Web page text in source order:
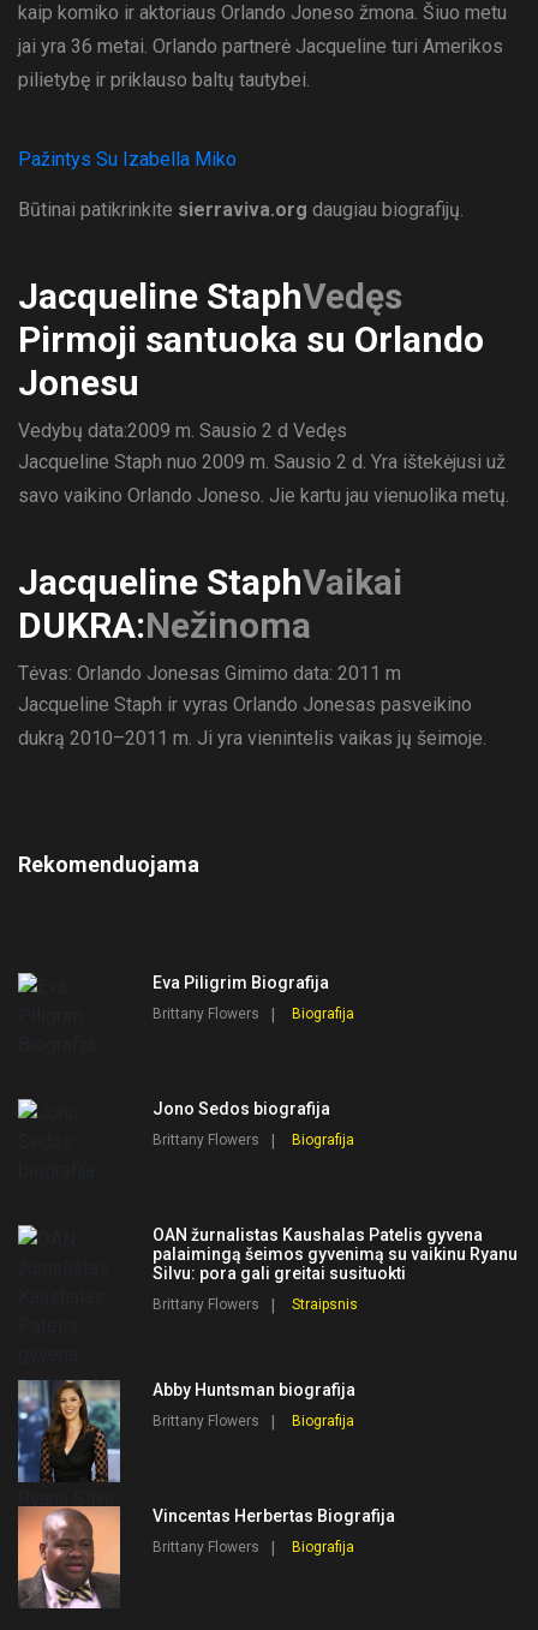
kaip komiko ir aktoriaus Orlando Joneso žmona. Šiuo metu
jai yra 36 metai. Orlando partnerė Jacqueline turi Amerikos
pilietybę ir priklauso baltų tautybei.
Pažintys Su Izabella Miko
Būtinai patikrinkite sierraviva.org daugiau biografijų.
Jacqueline StaphVedęs
Pirmoji santuoka su Orlando
Jonesu
Vedybų data:2009 m. Sausio 2 d Vedęs
Jacqueline Staph nuo 2009 m. Sausio 2 d. Yra ištekėjusi už
savo vaikino Orlando Joneso. Jie kartu jau vienuolika metų.
Jacqueline StaphVaikai
DUKRA:Nežinoma
Tėvas: Orlando Jonesas Gimimo data: 2011 m
Jacqueline Staph ir vyras Orlando Jonesas pasveikino
dukrą 2010–2011 m. Ji yra vienintelis vaikas jų šeimoje.
Rekomenduojama
Eva Piligrim Biografija
Brittany Flowers Biografija
Jono Sedos biografija
Brittany Flowers Biografija
OAN žurnalistas Kaushalas Patelis gyvena
palaimingą šeimos gyvenimą su vaikinu Ryanu
Silvu: pora gali greitai susituokti
Brittany Flowers Straipsnis
Abby Huntsman biografija
Brittany Flowers Biografija
Vincentas Herbertas Biografija
Brittany Flowers Biografija